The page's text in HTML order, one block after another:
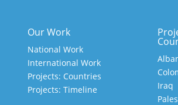
Our Work
National Work
International Work
Projects: Countries
Projects: Timeline
Iraq